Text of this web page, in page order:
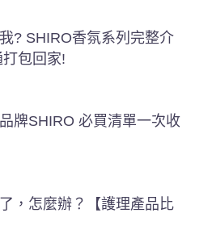
? SHIRO香氛系列完整介
包回家!
牌SHIRO 必買清單一次收
，怎麼辦？【護理產品比